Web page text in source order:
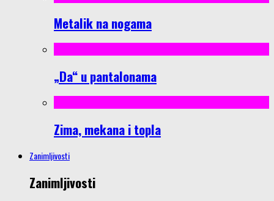
Metalik na nogama
„Da“ u pantalonama
Zima, mekana i topla
Zanimljivosti
Zanimljivosti